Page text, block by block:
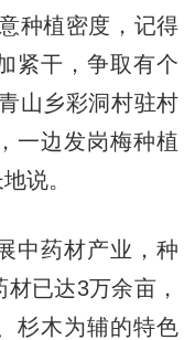
种植密度，记得
紧干，争取有个
山乡彩洞村驻村
一边发岗梅种植
说。
药材产业，种
已达3万余亩，
杉木为辅的特色